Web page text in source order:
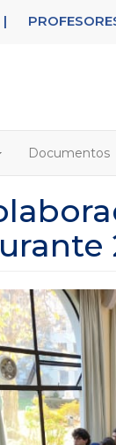
|
Documentos